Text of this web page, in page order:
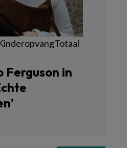
Ferguson in